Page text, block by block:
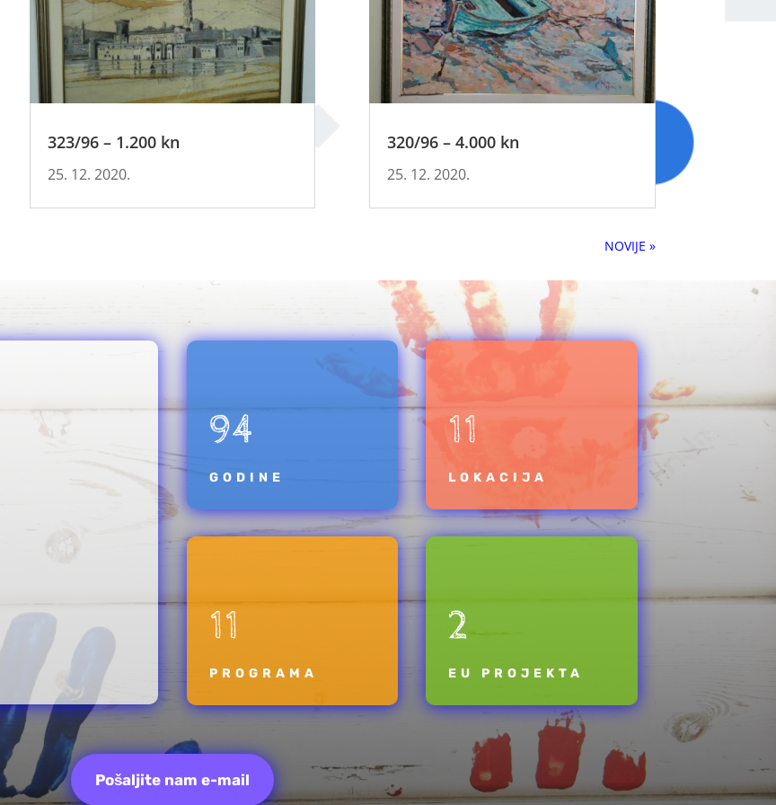
323/96 – 1.200 kn
25. 12. 2020.
320/96 – 4.000 kn
25. 12. 2020.
Next Entries »
94
GODINE
11
PROGRAMA
11
LOKACIJA
2
EU PROJEKTA
Pošaljite nam e-mail